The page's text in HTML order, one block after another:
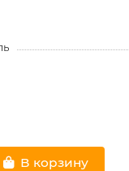
В корзину